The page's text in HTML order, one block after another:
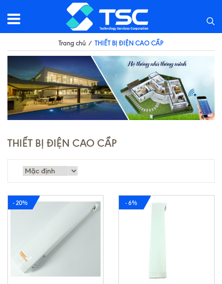
Trang chủ / THIẾT BỊ ĐIỆN CAO CẦP
THIẾT BỊ ĐIỆN CAO CẦP
- 20% - 6%